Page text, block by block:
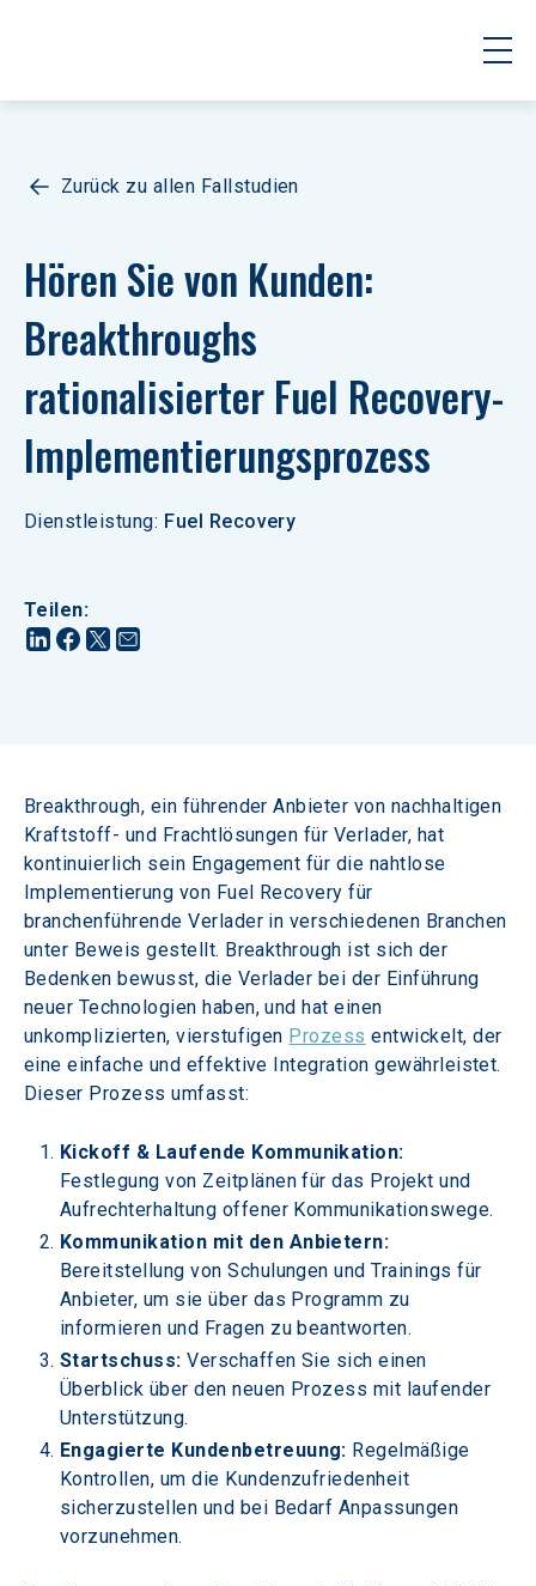
Zurück zu allen Fallstudien
Hören Sie von Kunden:
Breakthroughs
rationalisierter Fuel Recovery-
Implementierungsprozess
Dienstleistung: Fuel Recovery
Teilen:
Breakthrough, ein führender Anbieter von nachhaltigen
Kraftstoff- und Frachtlösungen für Verlader, hat
kontinuierlich sein Engagement für die nahtlose
Implementierung von Fuel Recovery für
branchenführende Verlader in verschiedenen Branchen
unter Beweis gestellt. Breakthrough ist sich der
Bedenken bewusst, die Verlader bei der Einführung
neuer Technologien haben, und hat einen
unkomplizierten, vierstufigen Prozess entwickelt, der
eine einfache und effektive Integration gewährleistet.
Dieser Prozess umfasst:
Kickoff & Laufende Kommunikation:
Festlegung von Zeitplänen für das Projekt und
Aufrechterhaltung offener Kommunikationswege.
Kommunikation mit den Anbietern:
Bereitstellung von Schulungen und Trainings für
Anbieter, um sie über das Programm zu
informieren und Fragen zu beantworten.
Startschuss: Verschaffen Sie sich einen
Überblick über den neuen Prozess mit laufender
Unterstützung.
Engagierte Kundenbetreuung: Regelmäßige
Kontrollen, um die Kundenzufriedenheit
sicherzustellen und bei Bedarf Anpassungen
vorzunehmen.